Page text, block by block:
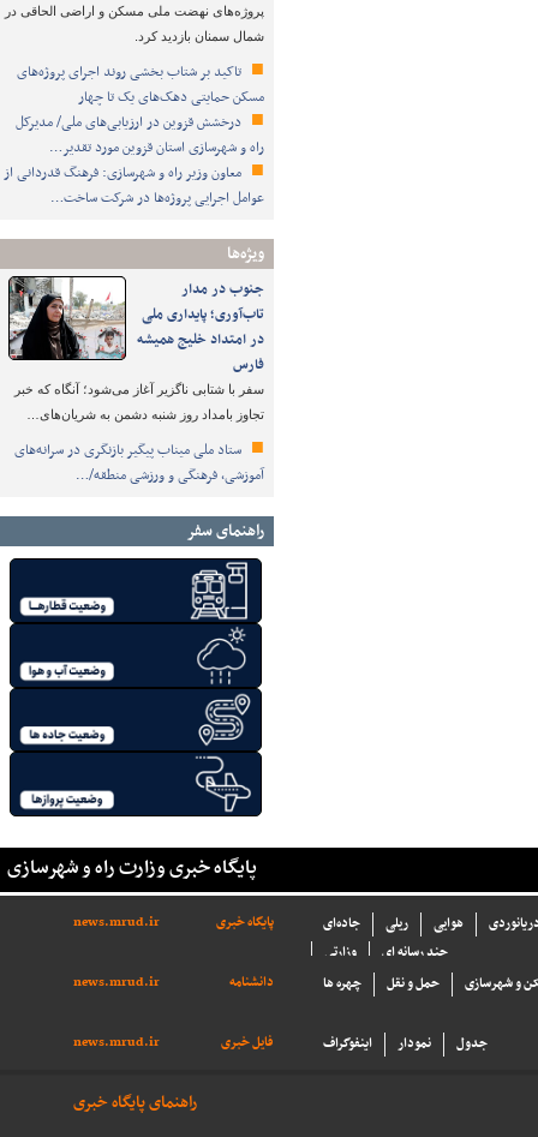
پروژه‌های نهضت ملی مسکن و اراضی الحاقی در
شمال سمنان بازدید کرد.
تاکید بر شتاب ‌بخشی روند اجرای پروژه‌های
مسکن حمایتی دهک‌های یک تا چهار
درخشش قزوین در ارزیابی‌های ملی/ مدیرکل
راه و شهرسازی استان قزوین مورد تقدیر…
معاون وزیر راه و شهرسازی: فرهنگ قدردانی از
عوامل اجرایی پروژه‌ها در شرکت ساخت…
ویژه‌ها
جنوب در مدار
تاب‌آوری؛ پایداری ملی
در امتداد خلیج همیشه
فارس
سفر با شتابی ناگزیر آغاز می‌شود؛ آنگاه که خبر
تجاوز بامداد روز شنبه دشمن به شریان‌های…
ستاد ملی میناب پیگیر بازنگری در سرانه‌های
آموزشی، فرهنگی و ورزشی منطقه/…
راهنمای سفر
پایگاه خبری وزارت راه و شهرسازی
پایگاه خبری news.mrud.ir جاده‌ای ریلی هوایی
وزارتی
چند رسانه ای
دانشنامه
news.mrud.ir چهره ها حمل و نقل و شهرسازی
فایل خبری news.mrud.ir اینفوگراف نمودار جدول
راهنمای پایگاه خبری